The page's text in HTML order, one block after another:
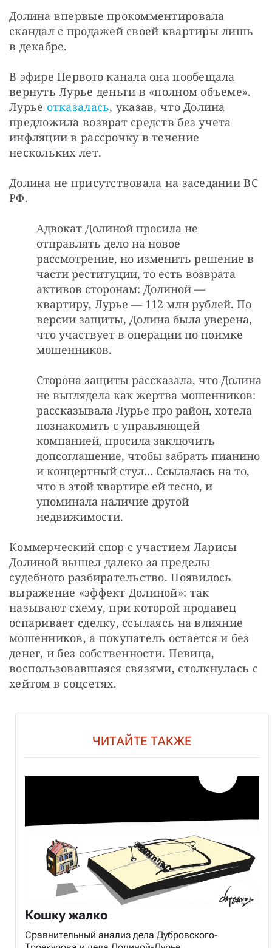
Долина впервые прокомментировала
скандал с продажей своей квартиры лишь
в декабре.
В эфире Первого канала она пообещала
вернуть Лурье деньги в «полном объеме».
Лурье отказалась, указав, что Долина
предложила возврат средств без учета
инфляции в рассрочку в течение
нескольких лет.
Долина не присутствовала на заседании ВС
РФ.
Адвокат Долиной просила не
отправлять дело на новое
рассмотрение, но изменить решение в
части реституции, то есть возврата
активов сторонам: Долиной —
квартиру, Лурье — 112 млн рублей. По
версии защиты, Долина была уверена,
что участвует в операции по поимке
мошенников.
Сторона защиты рассказала, что Долина
не выглядела как жертва мошенников:
рассказывала Лурье про район, хотела
познакомить с управляющей
компанией, просила заключить
допсоглашение, чтобы забрать пианино
и концертный стул… Ссылалась на то,
что в этой квартире ей тесно, и
упоминала наличие другой
недвижимости.
Коммерческий спор с участием Ларисы
Долиной вышел далеко за пределы
судебного разбирательство. Появилось
выражение «эффект Долиной»: так
называют схему, при которой продавец
оспаривает сделку, ссылаясь на влияние
мошенников, а покупатель остается и без
денег, и без собственности. Певица,
воспользовавшаяся связями, столкнулась с
хейтом в соцсетях.
ЧИТАЙТЕ ТАКЖЕ
Кошку жалко
Сравнительный анализ дела Дубровского-